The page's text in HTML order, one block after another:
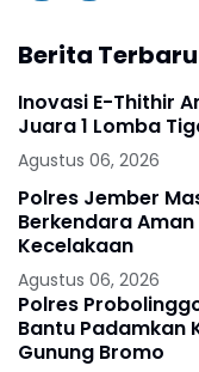
Berita Terbaru
Inovasi E-Thithir
Juara 1 Lomba
Agustus 06, 2026
Polres Jember
Berkendara
Kecelakaan
Agustus 06, 2026
Polres
Bantu Padamkan
Gunung Bromo